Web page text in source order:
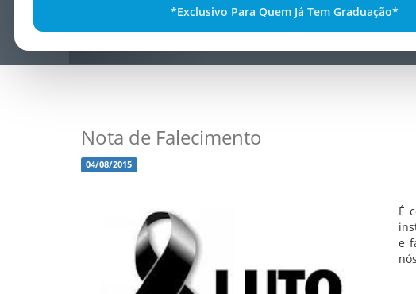
*Exclusivo Para Quem Já Tem Graduação*
Nota de Falecimento
04/08/2015
É
e